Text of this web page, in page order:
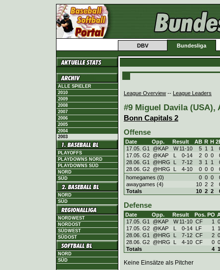
DBV Bundesliga
ALLE SPIELER
2010
2009
2008
2007
2006
2005
2004
2003
PLAYOFFS
PLAYDOWNS NORD
PLAYDOWNS SÜD
NORD
SÜD
NORD
SÜD
NORDWEST
NORDOST
SÜDWEST
SÜDOST
NORD
SÜD
League Overview -- League Leaders
#9 Miguel Davila (USA),
Bonn Capitals 2
Offense
Date Opp. Result AB R H
17.05. G1
@KAP W 11-10 5 1 1
17.05. G2 @KAP L 0-14 2 0 0
28.06. G1
@HRG L 7-12 3 1 1
28.06. G2 @HRG L 4-10 0 0 0
homegames (0)
0 0 0
awaygames (4)
10 2 2
Totals
10 2 2
Defense
Date Opp. Result Pos. PO
17.05. G1
@KAP W 11-10 CF 1
0
17.05. G2 @KAP L 0-14 LF 1
1
28.06. G1
@HRG L 7-12 CF 2 0
28.06. G2 @HRG L 4-10 CF 0 0
Totals
4 1
Keine Einsätze als Pitcher